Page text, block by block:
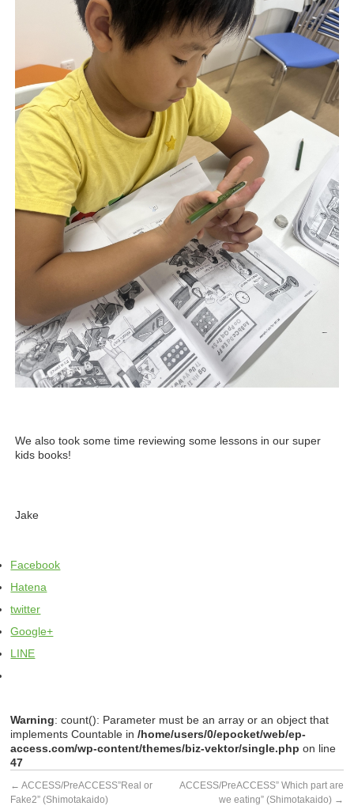
We also took some time reviewing some lessons in our super
kids books!
Jake
Facebook
Hatena
twitter
Google+
LINE
Warning: count(): Parameter must be an array or an object that
implements Countable in/home/users/0/epocket/web/ep-
access.com/wp-content/themes/biz-vektor/single.php on line
47
← ACCESS/PreACCESS”Real or
Fake2” (Shimotakaido)
ACCESS/PreACCESS” Which part are
we eating” (Shimotakaido) →